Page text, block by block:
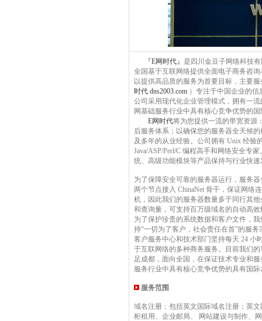
『E网时代』 是四川金豆子网络科技
全国基于互联网络提供全面电子商务咨
以提供高品质的服务为首要目标，主要
时代 dns2003.com ）专注于中国企业的
公司采用现代化企业管理模式，拥有一
网基础服务行业中具有核心竞争优势的
E网时代将为您提供一流的带宽资源
后服务体系；以确保您的服务器全天候
及多年的从业经验。公司拥有 Unix 经验
Java/ASP/Perl/C 编程高手和网络安全专
统、高级功能模块等产品保持与行业快
为了保障安全可靠的服务器运行，服务
两个节点接入 ChinaNet 骨干，保证网络
机，因此我们的服务器数量多于同行其
和查询量，可支持百万级域名的自动高
为了保护珍贵的系统数据和客户文件，
持“一切为了客户，社会责任在首”的服
客户服务中心和技术部门坚持每天 24 小
于互联网络的多种商务服务。目前我们
足成都，面向全国，在保证技术专业和
服务行业中具有核心竞争优势的具有国
服务范围
域名注册：包括英文国际域名注册；英
柜租用、企业邮局、 网站建设与制作、